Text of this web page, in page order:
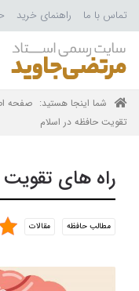
تماس با ما راهنمای خرید
شما اینجا هستید: صفحه
تقویت حافظه در اسلام
راه های
مطالب حافظه مقالات